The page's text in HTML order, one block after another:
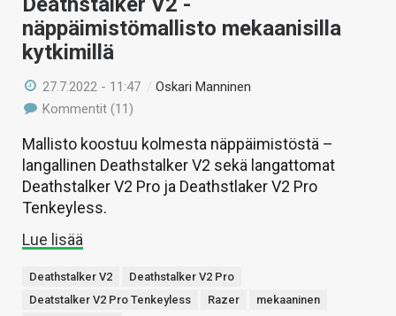
näppäimistömallisto mekaanisilla
kytkimillä
27.7.2022 - 11:47 /Oskari Manninen
Kommentit (11)
Mallisto koostuu kolmesta näppäimistöstä –
langallinen Deathstalker V2 sekä langattomat
Deathstalker V2 Pro ja Deathstlaker V2 Pro
Tenkeyless.
Lue lisää
Deathstalker V2
Deathstalker V2 Pro
Deatstalker V2 Pro Tenkeyless
Razer
mekaaninen